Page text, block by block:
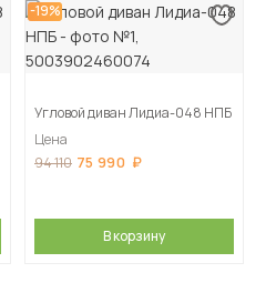
-19%
Угловой диван Лидиа-048 НПБ
Цена
94 110 75 990
В корзину